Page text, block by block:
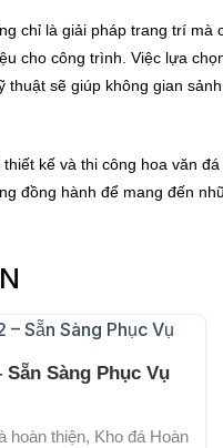
chỉ là giải pháp trang trí mà
cho công trình. Việc lựa
thuật sẽ giúp không gian
kế và thi công hoa văn
đồng hành để mang đến
Sàng Phục Vụ
hoàn thiện, Kho đá Hoàn